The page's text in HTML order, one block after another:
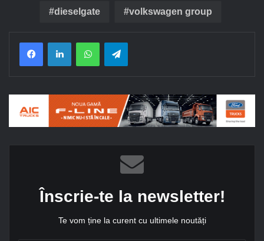
dieselgate volkswagen group
Înscrie-te la newsletter!
Te vom ține la curent cu ultimele noutăți